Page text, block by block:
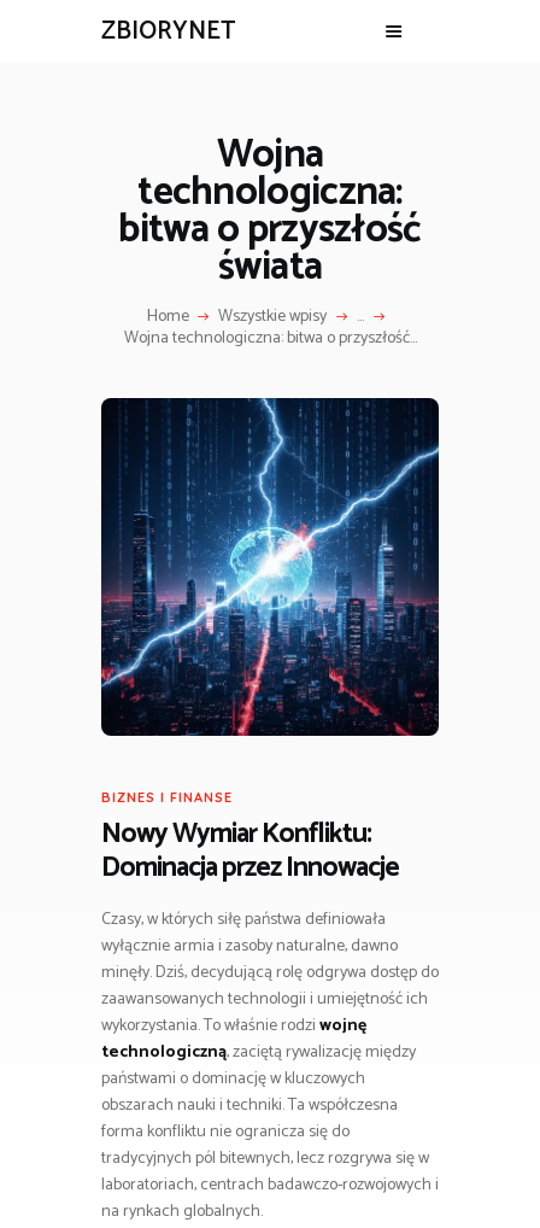
ZBIORYNET
Wojna
technologiczna:
bitwa o przyszłość
świata
Home Wszystkie wpisy ...
Wojna technologiczna: bitwa o przyszłość...
BIZNES I FINANSE
Nowy Wymiar Konfliktu:
Dominacja przez Innowacje
Czasy, w których siłę państwa definiowała
wyłącznie armia i zasoby naturalne, dawno
minęły. Dziś, decydującą rolę odgrywa dostęp do
zaawansowanych technologii i umiejętność ich
wykorzystania. To właśnie rodziwojnę
technologiczną, zaciętą rywalizację między
państwami o dominację w kluczowych
obszarach nauki i techniki. Ta współczesna
forma konfliktu nie ogranicza się do
tradycyjnych pól bitewnych, lecz rozgrywa się w
laboratoriach, centrach badawczo-rozwojowych i
na rynkach globalnych.